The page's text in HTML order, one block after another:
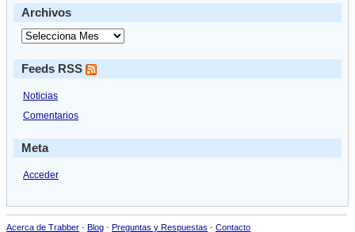
Archivos
Feeds RSS
Noticias
Comentarios
Meta
Acceder
Acerca de Trabber - Blog - Preguntas y Respuestas - Contacto